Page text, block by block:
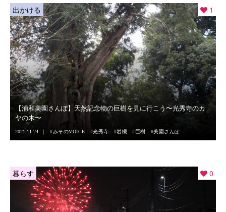
出かける 1
【浦和美園さんぽ】天然記念物の巨樹を見に行こう〜光秀寺のカ
ヤの木〜
2021.11.24 みそのVOICE 光秀寺 岩槻 巨樹 美園さんぽ
暮らす 0